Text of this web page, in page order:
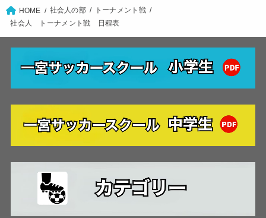
HOME 社会人の部
トーナメント戦
社会人 トーナメント戦 日程表